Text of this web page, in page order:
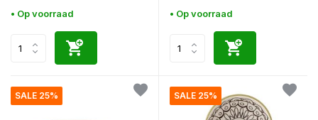
• Op voorraad • Op voorraad
SALE 25% SALE 25%